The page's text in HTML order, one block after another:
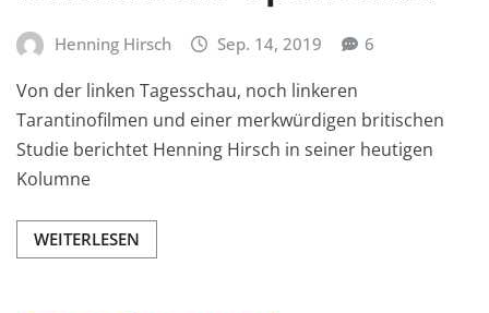
Henning Hirsch Sep. 14, 2019 6
Von der linken Tagesschau, noch linkeren
Tarantinofilmen und einer merkwürdigen britischen
Studie berichtet Henning Hirsch in seiner heutigen
Kolumne
WEITERLESEN